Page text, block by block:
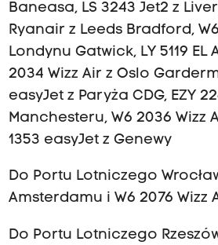
Baneasa, LS 3243 Jet2 z
Ryanair z Leeds Bradford,
Londynu Gatwick, LY 5119 EL
2034 Wizz Air z Oslo
easyJet z Paryża CDG, EZY
Manchesteru, W6 2036 Wizz
1353 easyJet z Genewy
Do Portu Lotniczego
Amsterdamu i W6 2076 Wizz
Do Portu Lotniczego